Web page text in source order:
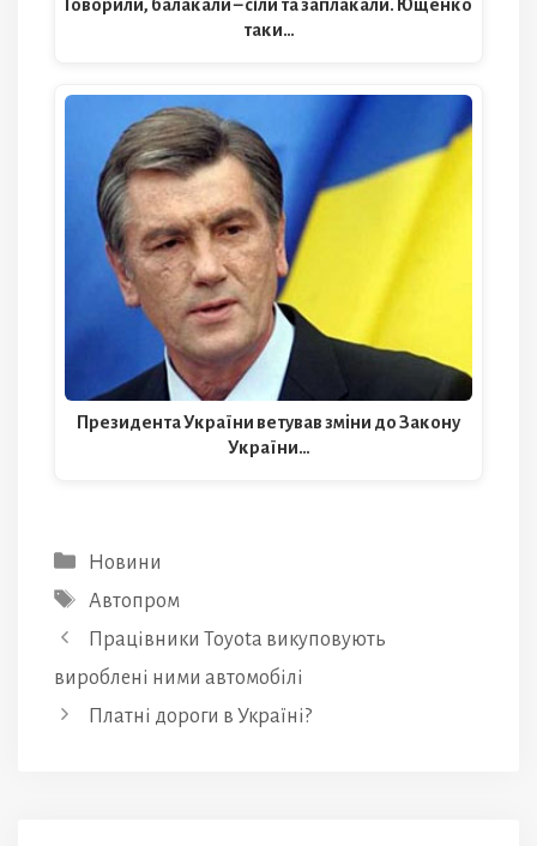
Говорили, балакали – сіли та заплакали. Ющенко
таки…
Президента України ветував зміни до Закону
України…
Категорії
Новини
Позначки
Автопром
Працівники Toyota викуповують
вироблені ними автомобілі
Платні дороги в Україні?